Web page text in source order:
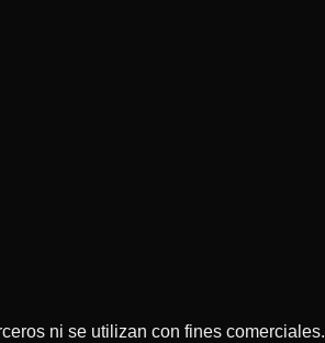
ni se utilizan con fines comerciales.